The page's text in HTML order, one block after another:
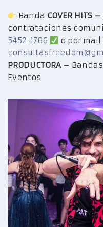
Banda COVER HITS –
contrataciones
5452-1766
o por mail
PRODUCTORA– Bandas
Eventos